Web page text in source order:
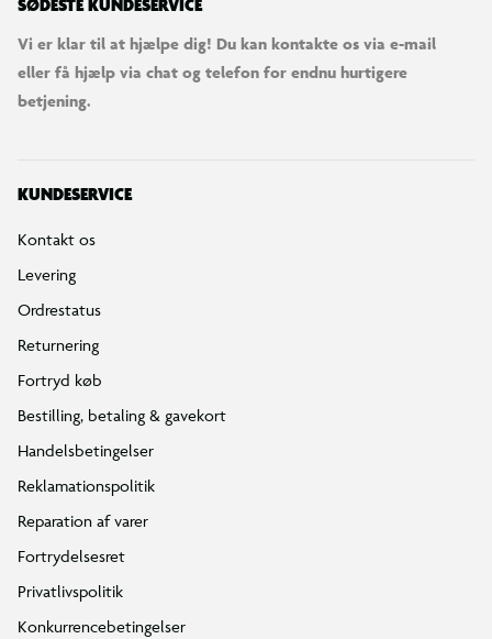
SØDESTE KUNDESERVICE
Vi er klar til at hjælpe dig! Du kan kontakte os via e-mail
eller få hjælp via chat og telefon for endnu hurtigere
betjening.
KUNDESERVICE
Kontakt os
Levering
Ordrestatus
Returnering
Fortryd køb
Bestilling, betaling & gavekort
Handelsbetingelser
Reklamationspolitik
Reparation af varer
Fortrydelsesret
Privatlivspolitik
Konkurrencebetingelser